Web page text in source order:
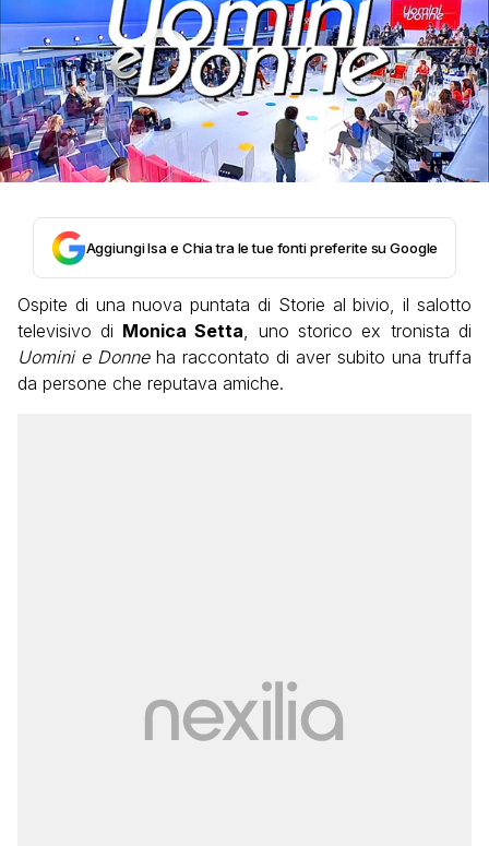
Aggiungi Isa e Chia tra le tue fonti preferite su Google
Ospite di una nuova puntata di Storie al bivio, il salotto
televisivo di Monica Setta, uno storico ex tronista di
Uomini e Donneha raccontato di aver subito una truffa
da persone che reputava amiche.